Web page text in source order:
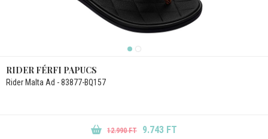
RIDER FÉRFI PAPUCS
Rider Malta Ad - 83877-BQ157
12.990 FT 9.743 FT